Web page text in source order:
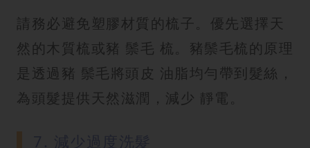
請務必避免塑膠材質的梳子。優先選擇天
然的木質梳或豬 鬃毛 梳。豬鬃毛梳的原理
是透過豬 鬃毛將頭皮 油脂均勻帶到髮絲，
為頭髮提供天然滋潤，減少 靜電。